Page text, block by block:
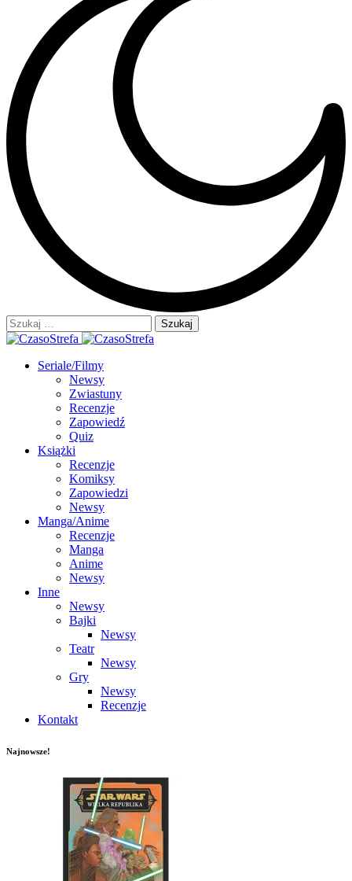
Szukaj:
Seriale/Filmy
Newsy
Zwiastuny
Recenzje
Zapowiedź
Quiz
Książki
Recenzje
Komiksy
Zapowiedzi
Newsy
Manga/Anime
Recenzje
Manga
Anime
Newsy
Inne
Newsy
Bajki
Newsy
Teatr
Newsy
Gry
Newsy
Recenzje
Kontakt
Najnowsze!